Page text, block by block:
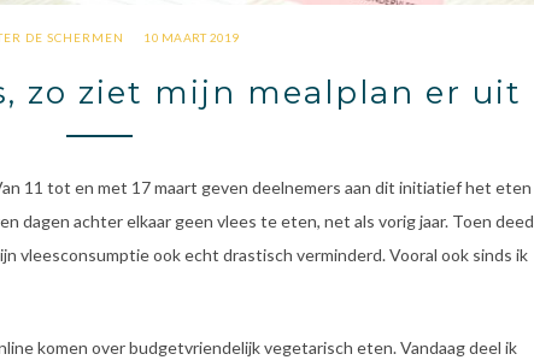
DE SCHERMEN 10 MAART 2019
zo ziet mijn mealplan er uit
11 tot en met 17 maart geven deelnemers aan dit initiatief het eten
dagen achter elkaar geen vlees te eten, net als vorig jaar. Toen deed
vleesconsumptie ook echt drastisch verminderd. Vooral ook sinds ik
komen over budgetvriendelijk vegetarisch eten. Vandaag deel ik